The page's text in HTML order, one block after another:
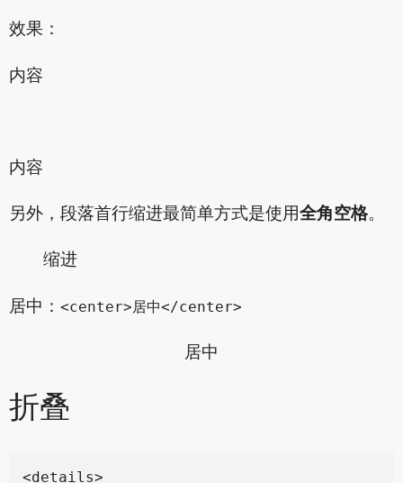
效果：
内容
内容
另外，段落首行缩进最简单方式是使用全角空格。
缩进
居中： <center>居中</center>
居中
折叠
<details>